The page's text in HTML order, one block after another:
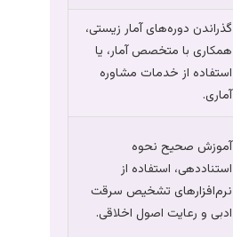
گذراندن دوره‌های آمار زیستی،
همکاری با متخصص آمار، یا
استفاده از خدمات مشاوره
آماری.
آموزش صحیح نحوه
استناددهی، استفاده از
نرم‌افزارهای تشخیص سرقت
ادبی و رعایت اصول اخلاقی.